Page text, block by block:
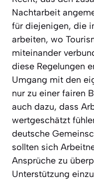
Nachtarbeit
für diejenigen, die
arbeiten, wo
miteinander
diese Regelungen
Umgang mit den
nur zu einer fairen
auch dazu, dass
wertgeschätzt
deutsche
sollten sich
Ansprüche zu
Unterstützung